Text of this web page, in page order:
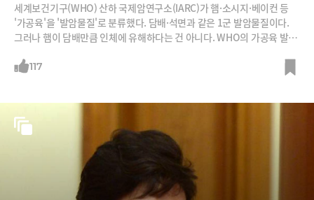
세계보건기구(WHO) 산하 국제암연구소(IARC)가 햄·소시지·베이컨 등
'가공육'을 '발암물질'로 분류했다. 담배·석면과 같은 1군 발암물질이다.
그러나 햄이 담배만큼 인체에 유해하다는 건 아니다. WHO의 가공육 발암
117